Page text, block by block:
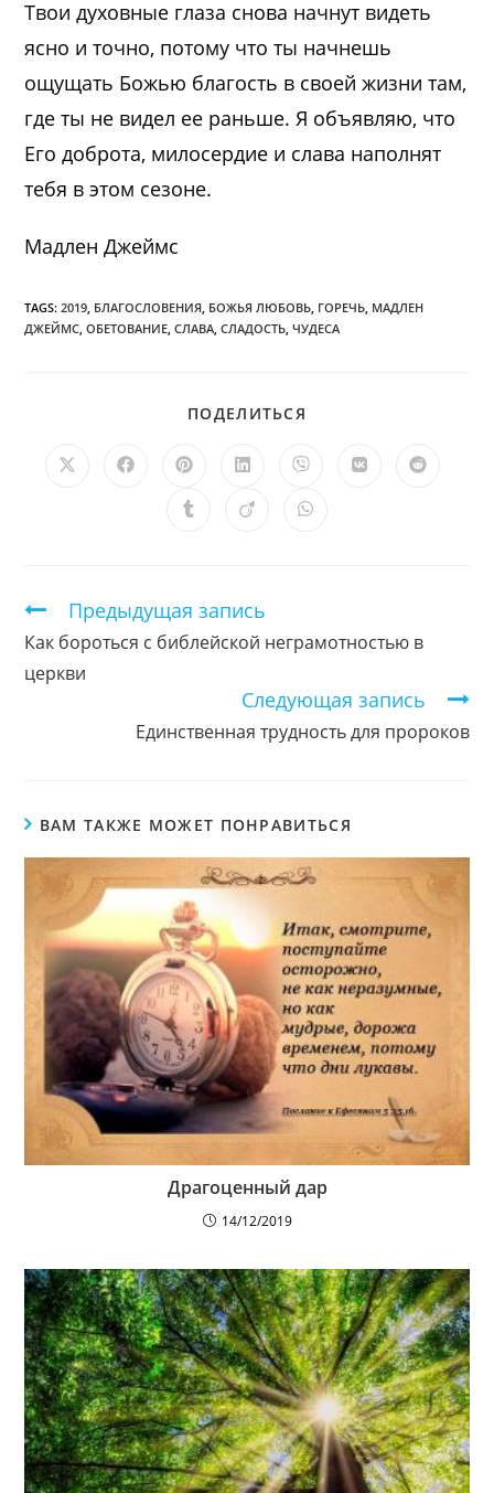
Твои духовные глаза снова начнут видеть
ясно и точно, потому что ты начнешь
ощущать Божью благость в своей жизни там,
где ты не видел ее раньше. Я объявляю, что
Его доброта, милосердие и слава наполнят
тебя в этом сезоне.
Мадлен Джеймс
TAGS:2019 БЛАГОСЛОВЕНИЯ БОЖЬЯ ЛЮБОВЬ ГОРЕЧЬ МАДЛЕН
ДЖЕЙМС ОБЕТОВАНИЕ СЛАВА СЛАДОСТЬ ЧУДЕСА
ПОДЕЛИТЬСЯ
Открывается
Открывается
новом
Открывается
в
новом
Открывается
новом
Открывается
новом
Открывается
Открывается
ОткрываетсяОткрывается
Продолжить
чтение
Предыдущая запись
Как бороться с библейской неграмотностью в
церкви
Следующая запись
Единственная трудность для пророков
ВАМ ТАКЖЕ МОЖЕТ ПОНРАВИТЬСЯ
Драгоценный дар
14/12/2019